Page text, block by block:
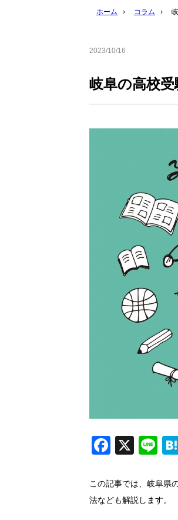
ホーム › コラム ›
2023/10/16
岐阜の高校
X
この記事では、岐阜県
法なども解説します。